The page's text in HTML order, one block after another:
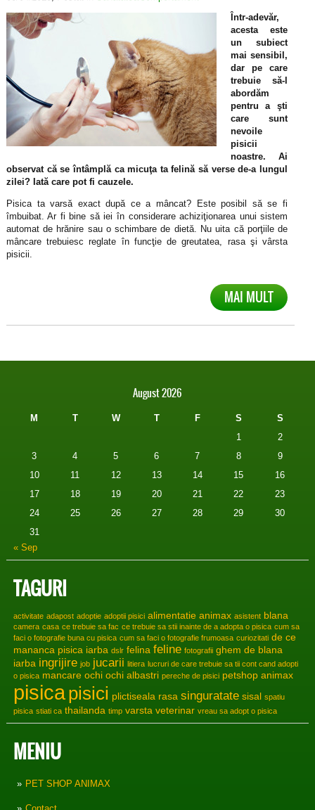
Într-adevăr,
acesta este
un subiect
mai sensibil,
dar pe care
trebuie să-l
abordăm
pentru a şti
care sunt
nevoile
pisicii
noastre. Ai
observat că se întâmplă ca micuţa ta felină să verse de-a lungul
zilei? Iată care pot fi cauzele.
Pisica ta varsă exact după ce a mâncat? Este posibil să se fi
îmbuibat. Ar fi bine să iei în considerare achiziţionarea unui sistem
automat de hrănire sau o schimbare de dietă. Nu uita că porţiile de
mâncare trebuiesc reglate în funcţie de greutatea, rasa şi vârsta
pisicii.
MAI MULT
August 2026
M T W T F S
S
1
2
3
4 5 6 7 8
9
10
11 12 13 14 15
16
17
18 19 20 21 22
23
24
25 26 27 28 29
30
31
« Sep
TAGURI
activitate adapost adoptie adoptii pisici alimentatie animax asistent blana
camera casa ce trebuie sa fac ce trebuie sa stii inainte de a adopta o pisica cum sa
faci o fotografie buna cu pisica cum sa faci o fotografie frumoasa curiozitati de ce
mananca pisica iarba dslr felina feline fotografii ghem de blana
iarba ingrijire job jucarii litiera lucruri de care trebuie sa tii cont cand adopti
o pisica mancare ochi ochi albastri pereche de pisici petshop animax
pisicapisici plictiseala rasa singuratate sisal spatiu
pisica stiati ca thailanda timp varsta veterinar vreau sa adopt o pisica
MENIU
PET SHOP ANIMAX